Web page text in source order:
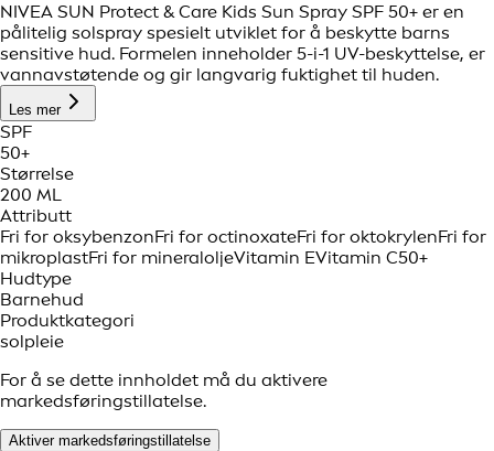
NIVEA SUN Protect & Care Kids Sun Spray SPF 50+ er en
pålitelig solspray spesielt utviklet for å beskytte barns
sensitive hud. Formelen inneholder 5-i-1 UV-beskyttelse, er
vannavstøtende og gir langvarig fuktighet til huden.
Les mer
SPF
50+
Størrelse
200 ML
Attributt
Fri for oksybenzonFri for octinoxateFri for oktokrylenFri for
mikroplastFri for mineraloljeVitamin EVitamin C50+
Hudtype
Barnehud
Produktkategori
solpleie
For å se dette innholdet må du aktivere
markedsføringstillatelse.
Aktiver markedsføringstillatelse